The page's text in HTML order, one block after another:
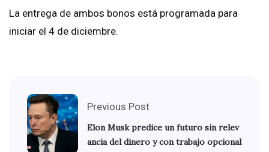
La entrega de ambos bonos está programada para
iniciar el 4 de diciembre.
Previous Post
Elon Musk predice un futuro sin relev
ancia del dinero y con trabajo opcional